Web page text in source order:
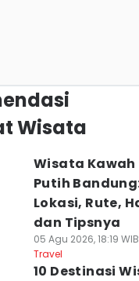
Wisata
Wisata Kawah
Putih
Lokasi, Rute,
dan Tipsnya
05 Agu 2026, 18:19 WIB
Travel
10 Destinasi